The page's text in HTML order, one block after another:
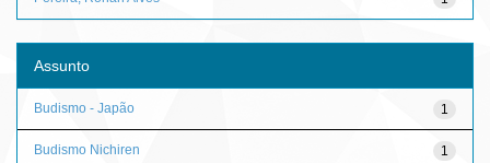
Assunto
1
Budismo - Japão
1
Budismo Nichiren